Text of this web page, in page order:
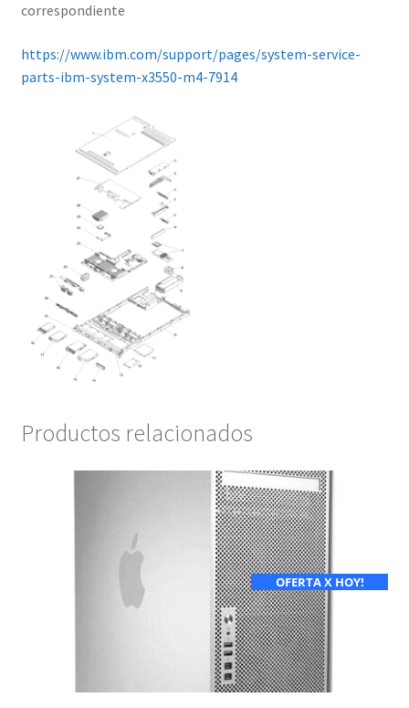
correspondiente
https://www.ibm.com/support/pages/system-service-
parts-ibm-system-x3550-m4-7914
Productos relacionados
OFERTA X HOY!